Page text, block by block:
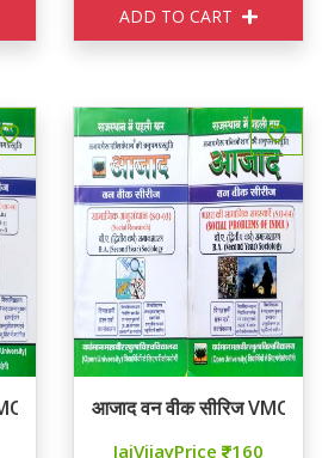
ADD TO CART
KOTA Second Year History HI
आजाद वन वीक सीरिज
JaiVijayPrice 160